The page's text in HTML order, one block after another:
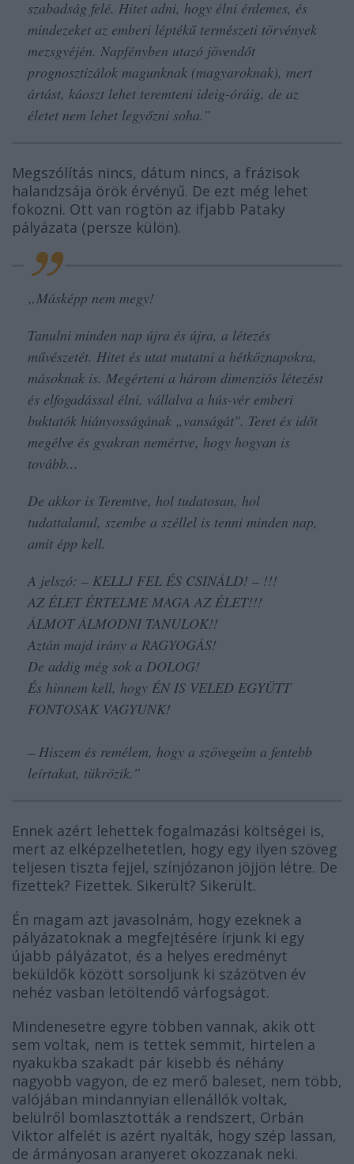
szabadság felé. Hitet adni, hogy élni érdemes, és
mindezeket az emberi léptékű természeti törvények
mezsgyéjén. Napfényben utazó jövendőt
prognosztizálok magunknak (magyaroknak), mert
ártást, káoszt lehet teremteni ideig-óráig, de az
életet nem lehet legyőzni soha.”
Megszólítás nincs, dátum nincs, a frázisok
halandzsája örök érvényű. De ezt még lehet
fokozni. Ott van rögtön az ifjabb Pataky
pályázata (persze külön).
„Másképp nem megy!
Tanulni minden nap újra és újra, a létezés
művészetét. Hitet és utat mutatni a hétköznapokra,
másoknak is. Megérteni a három dimenziós létezést
és elfogadással élni, vállalva a hús-vér emberi
buktatók hiányosságának „vanságát". Teret és időt
megélve és gyakran nemértve, hogy hogyan is
tovább...
De akkor is Teremtve, hol tudatosan, hol
tudattalanul, szembe a széllel is tenni minden nap,
amit épp kell.
A jelszó: – KELLJ FEL ÉS CSINÁLD! – !!!
AZ ÉLET ÉRTELME MAGA AZ ÉLET!!!
ÁLMOT ÁLMODNI TANULOK!!
Aztán majd irány a RAGYOGÁS!
De addig még sok a DOLOG!
És hinnem kell, hogy ÉN IS VELED EGYÜTT
FONTOSAK VAGYUNK!
– Hiszem és remélem, hogy a szövegeim a fentebb
leírtakat, tükrözik.”
Ennek azért lehettek fogalmazási költségei is,
mert az elképzelhetetlen, hogy egy ilyen szöveg
teljesen tiszta fejjel, színjózanon jöjjön létre. De
fizettek? Fizettek. Sikerült? Sikerült.
Én magam azt javasolnám, hogy ezeknek a
pályázatoknak a megfejtésére írjunk ki egy
újabb pályázatot, és a helyes eredményt
beküldők között sorsoljunk ki százötven év
nehéz vasban letöltendő várfogságot.
Mindenesetre egyre többen vannak, akik ott
sem voltak, nem is tettek semmit, hirtelen a
nyakukba szakadt pár kisebb és néhány
nagyobb vagyon, de ez merő baleset, nem több,
valójában mindannyian ellenállók voltak,
belülről bomlasztották a rendszert, Orbán
Viktor alfelét is azért nyalták, hogy szép lassan,
de ármányosan aranyeret okozzanak neki.